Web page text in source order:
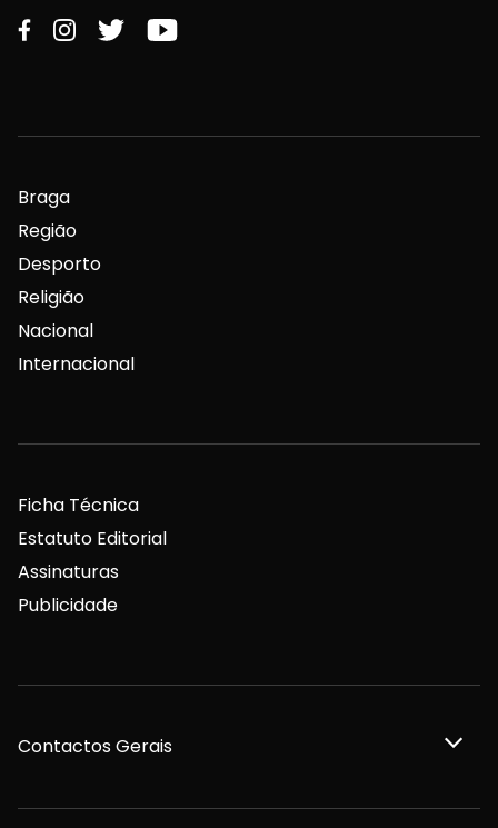
Braga
Região
Desporto
Religião
Nacional
Internacional
Ficha Técnica
Estatuto Editorial
Assinaturas
Publicidade
Contactos Gerais